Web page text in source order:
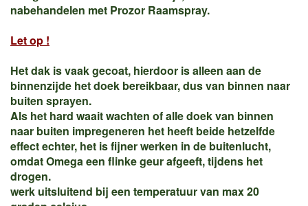
nabehandelen met Prozor Raamspray.
Let op !
Het dak is vaak gecoat, hierdoor is alleen aan de
binnenzijde het doek bereikbaar, dus van binnen naar
buiten sprayen.
Als het hard waait wachten of alle doek van binnen
naar buiten impregeneren het heeft beide hetzelfde
effect echter, het is fijner werken in de buitenlucht,
omdat Omega een flinke geur afgeeft, tijdens het
drogen.
werk uitsluitend bij een temperatuur van max 20